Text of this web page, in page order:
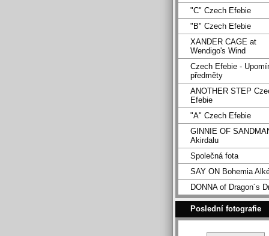
"C" Czech Efebie
"B" Czech Efebie
XANDER CAGE at
Wendigo's Wind
Czech Efebie -
předměty
ANOTHER STEP
Efebie
"A" Czech Efebie
GINNIE OF
Akirdalu
Společná fota
SAY ON Bohemia
DONNA of Dragon´s
Poslední fotografie